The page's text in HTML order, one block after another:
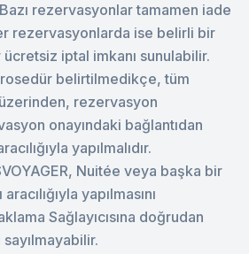
rezervasyonlar tamamen iade
rezervasyonlarda ise belirli bir
iptal imkanı sunulabilir.
belirtilmedikçe, tüm
rezervasyon
onayındaki bağlantıdan
yapılmalıdır.
Nuitée veya başka bir
yapılmasını
Sağlayıcısına doğrudan